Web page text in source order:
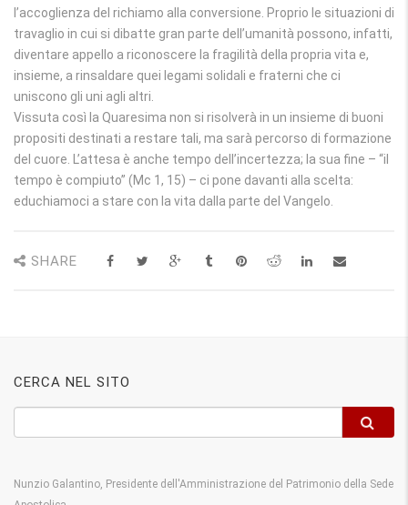
l’accoglienza del richiamo alla conversione. Proprio le situazioni di
travaglio in cui si dibatte gran parte dell’umanità possono, infatti,
diventare appello a riconoscere la fragilità della propria vita e,
insieme, a rinsaldare quei legami solidali e fraterni che ci
uniscono gli uni agli altri.
Vissuta così la Quaresima non si risolverà in un insieme di buoni
propositi destinati a restare tali, ma sarà percorso di formazione
del cuore. L’attesa è anche tempo dell’incertezza; la sua fine – “il
tempo è compiuto” (Mc 1, 15) – ci pone davanti alla scelta:
educhiamoci a stare con la vita dalla parte del Vangelo.
SHARE
CERCA NEL SITO
Nunzio Galantino, Presidente dell'Amministrazione del Patrimonio della Sede